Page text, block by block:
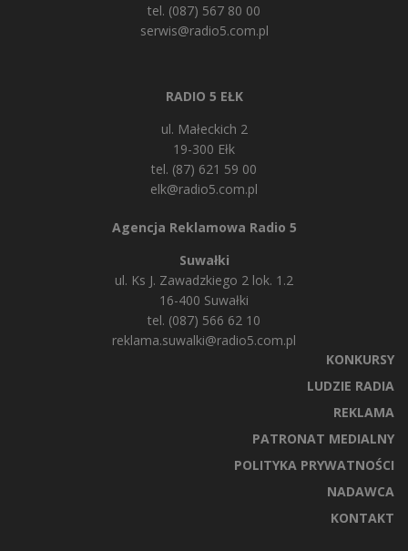
tel. (087) 567 80 00
serwis@radio5.com.pl
RADIO 5 EŁK
ul. Małeckich 2
19-300 Ełk
tel. (87) 621 59 00
elk@radio5.com.pl
Agencja Reklamowa Radio 5
Suwałki
ul. Ks J. Zawadzkiego 2 lok. 1.2
16-400 Suwałki
tel. (087) 566 62 10
reklama.suwalki@radio5.com.pl
KONKURSY
LUDZIE RADIA
REKLAMA
PATRONAT MEDIALNY
POLITYKA PRYWATNOŚCI
NADAWCA
KONTAKT